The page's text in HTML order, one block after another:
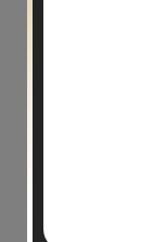
אישיים למשתמש
לשים לב כי
מעוניין
מן הרשימות
במידה
ביקש להחזיר את